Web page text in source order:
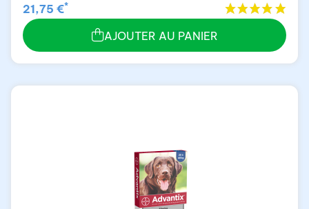
21,75 €*
AJOUTER AU PANIER